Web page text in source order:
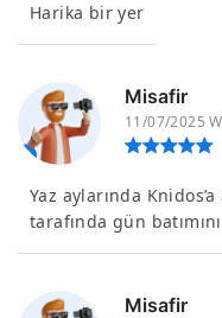
Harika bir yer
Misafir
11/07/2025
Yaz aylarında
tarafında gün
Misafir